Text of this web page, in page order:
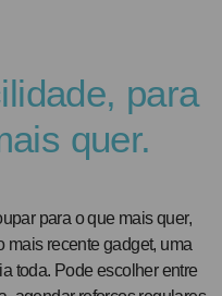
loan
banking
para
quer.
para o que mais quer,
mais recente gadget, uma
toda. Pode escolher entre